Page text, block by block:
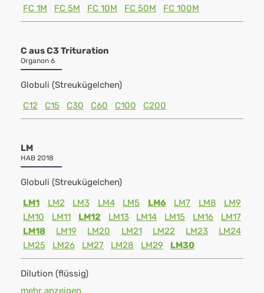
FC 1M
FC 5M FC 10M FC 50M FC 100M
C aus C3 Trituration
Organon 6
Globuli (Streukügelchen)
C12
C15 C30 C60 C100 C200
LM
HAB 2018
Globuli (Streukügelchen)
LM1
LM2 LM3 LM4 LM5 LM6 LM7 LM8
LM9
LM10
LM11 LM12 LM13 LM14 LM15 LM16
LM17
LM18
LM19 LM20 LM21 LM22 LM23
LM24
LM25
LM26 LM27 LM28 LM29 LM30
Dilution (flüssig)
mehr anzeigen